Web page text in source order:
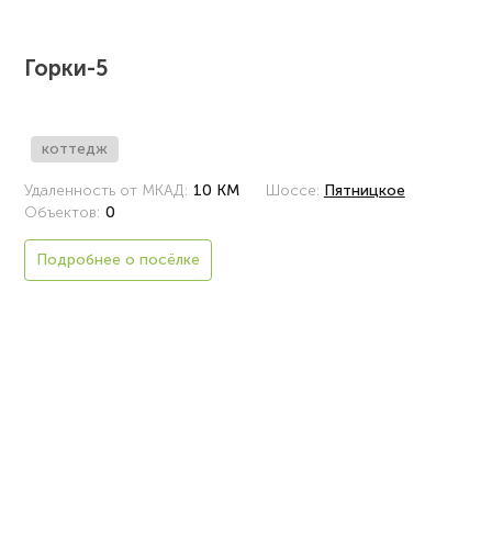
Горки-5
коттедж
Удаленность от МКАД: 10 КМ Шоссе: Пятницкое
Объектов: 0
Подробнее о посёлке